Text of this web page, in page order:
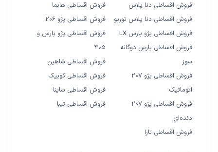
فروش اقساطی دنا پلاس
فروش اقساطی دنا پلاس توربو
فروش اقساطی پژو پارس LX
فروش اقساطی پارس دوگانه
سوز
فروش اقساطی پژو ۲۰۷
اتوماتیک
فروش اقساطی پژو ۲۰۷
دنده‌ای
فروش اقساطی تارا
فروش اقساطی هایما
فروش اقساطی پژو ۲۰۶
فروش اقساطی پژو پارس و
۴۰۵
فروش اقساطی شاهین
فروش اقساطی کوییک
فروش اقساطی ساینا
فروش اقساطی تیبا